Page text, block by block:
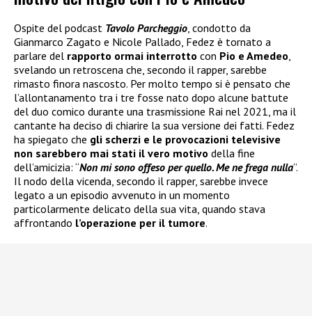
Ospite del podcast Tavolo Parcheggio , condotto da
Gianmarco Zagato e Nicole Pallado, Fedez è tornato a
parlare del rapporto ormai interrotto con Pio e Amedeo
svelando un retroscena che, secondo il rapper, sarebbe
rimasto finora nascosto. Per molto tempo si è pensato che
l’allontanamento tra i tre fosse nato dopo alcune battute
del duo comico durante una trasmissione Rai nel 2021, ma il
cantante ha deciso di chiarire la sua versione dei fatti. Fedez
ha spiegato che gli scherzi e le provocazioni televisive
non sarebbero mai stati il vero motivo della fine
dell’amicizia: “Non mi sono offeso per quello. Me ne frega nulla”.
Il nodo della vicenda, secondo il rapper, sarebbe invece
legato a un episodio avvenuto in un momento
particolarmente delicato della sua vita, quando stava
affrontando l’operazione per il tumore.